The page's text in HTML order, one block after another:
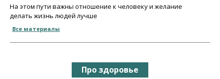
На этом пути важны отношение к человеку и желание
делать жизнь людей лучше
Все материалы
Про здоровье